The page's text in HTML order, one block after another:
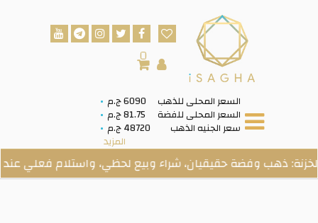
السعر المحلى للذهب 6090 ج.م
السعر المحلى للفضة 81.75 ج.م
سعر الجنيه الذهب 48720 ج.م
المزيد
0
وفضة حقيقيان، شراء وبيع لحظي، واستلام فعلي عند الطلب.